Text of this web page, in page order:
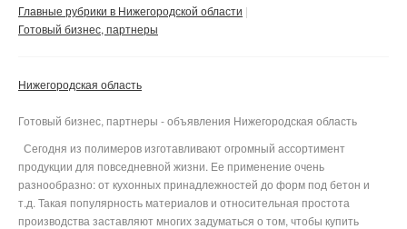
Главные рубрики в Нижегородской области
Готовый бизнес, партнеры
Нижегородская область
Готовый бизнес, партнеры - объявления Нижегородская область
Сегодня из полимеров изготавливают огромный ассортимент
продукции для повседневной жизни. Ее применение очень
разнообразно: от кухонных принадлежностей до форм под бетон и
т.д. Такая популярность материалов и относительная простота
производства заставляют многих задуматься о том, чтобы купить